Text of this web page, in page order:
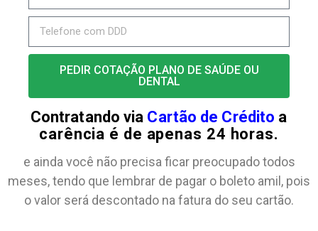
PEDIR COTAÇÃO PLANO DE SAÚDE OU
DENTAL
Contratando via Cartão de Crédito a
carência é de apenas 24 horas.
e ainda você não precisa ficar preocupado todos
meses, tendo que lembrar de pagar o boleto amil, pois
o valor será descontado na fatura do seu cartão.